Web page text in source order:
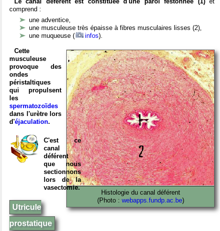
comprend :
une adventice,
une musculeuse très épaisse à fibres musculaires lisses (2),
une muqueuse (
infos).
Histologie du canal déférent
(Photo : webapps.fundp.ac.be)
Cette
musculeuse
provoque des
ondes
péristaltiques
qui propulsent
les
spermatozoïdes
dans l'urètre lors
d'éjaculation.
C'est ce
canal
déférent
que nous
sectionnons
lors de la
vasectomie.
Utricule
prostatique